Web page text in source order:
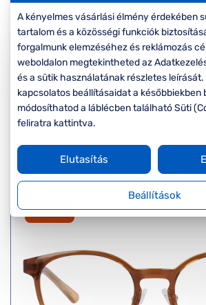
Unofficial
UO3043 002
Készleten
Korábbi ár:
27.000
Akciós ár: 13.500
Részletek
-50%
A kényelmes vásárlási élmény érdekében
tartalom és a közösségi funkciók
forgalmunk elemzéséhez és reklámozás
weboldalon megtekintheted az
és a sütik használatának részletes leírását.
kapcsolatos beállításaidat a későbbiekben
módosíthatod a láblécben található Süti
feliratra kattintva.
Beállítások
Elutasítás